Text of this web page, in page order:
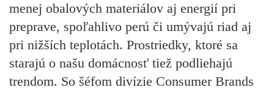
menej obalových materiálov aj energií pri
preprave, spoľahlivo perú či umývajú riad aj
pri nižších teplotách. Prostriedky, ktoré sa
starajú o našu domácnosť tiež podliehajú
trendom. So šéfom divízie Consumer Brands